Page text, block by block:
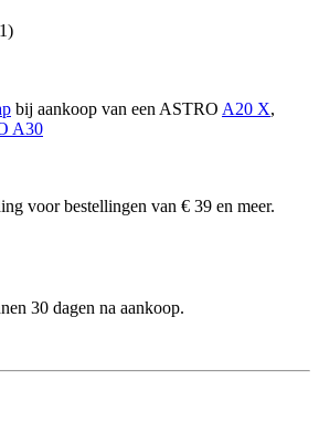
bij aankoop van een ASTRO A20 X,
A30
voor bestellingen van € 39 en meer.
30 dagen na aankoop.